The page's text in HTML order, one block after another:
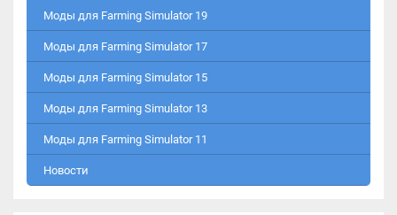
Моды для Farming Simulator 19
Моды для Farming Simulator 17
Моды для Farming Simulator 15
Моды для Farming Simulator 13
Моды для Farming Simulator 11
Новости